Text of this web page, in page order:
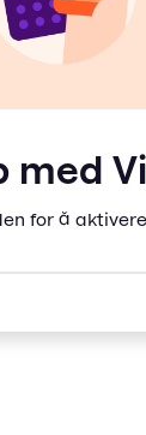
med
for å